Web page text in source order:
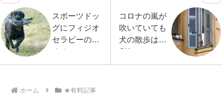
スポーツドッ
グにフィジオ
セラピーのす
すめ
コロナの嵐が
吹いていても
犬の散歩は
OK
ホーム ★有料記事